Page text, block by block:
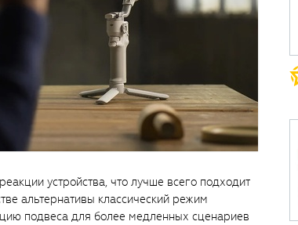
устройства, что лучше всего подходит
альтернативы классический режим
подвеса для более медленных сценариев